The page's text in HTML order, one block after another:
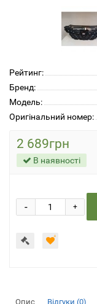
Рейтинг:
Бренд:
Модель:
Оригінальний номер:
2 689грн
В наявності
+
-
Опис Відгуки (0)